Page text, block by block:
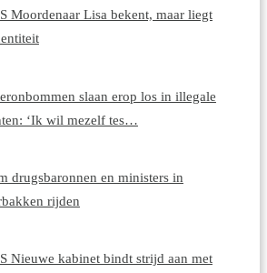
Moordenaar Lisa bekent, maar liegt
slaan erop los in illegale
‘Ik wil mezelf tes…
drugsbaronnen en ministers in
rijden
Nieuwe kabinet bindt strijd aan met